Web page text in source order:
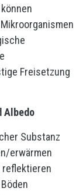
Freisetzung
Albedo
Substanz
erwärmen
reflektieren